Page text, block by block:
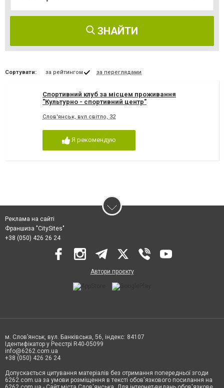
ЗНАЙТИ
Сортувати: за рейтингом за переглядами
Спортивний клуб за місцем проживання
"Культурно - спортивний центр"
Слов'янськ, вул.світло, 32
Я рекомендую
Реклама на сайті
Франшиза "CitySites"
+38 (050) 426 26 24
Автори проєкту
м. Слов’янськ, вул. Банківська, 56, індекс: 84107
Ідентифікатор у Реєстрі R40-05099
info@6262.com.ua
+38 (050) 426 26 24
Допускається цитування матеріалів без отримання попередньої згоди
6262.com.ua за умови розміщення в тексті обов'язкового посилання на